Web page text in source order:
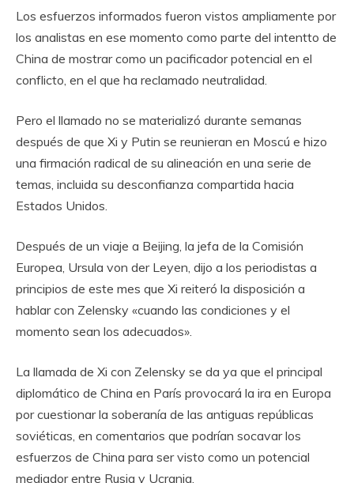
Los esfuerzos informados fueron vistos ampliamente por
los analistas en ese momento como parte del intentto de
China de mostrar como un pacificador potencial en el
conflicto, en el que ha reclamado neutralidad.
Pero el llamado no se materializó durante semanas
después de que Xi y Putin se reunieran en Moscú e hizo
una firmación radical de su alineación en una serie de
temas, incluida su desconfianza compartida hacia
Estados Unidos.
Después de un viaje a Beijing, la jefa de la Comisión
Europea, Ursula von der Leyen, dijo a los periodistas a
principios de este mes que Xi reiteró la disposición a
hablar con Zelensky «cuando las condiciones y el
momento sean los adecuados».
La llamada de Xi con Zelensky se da ya que el principal
diplomático de China en París provocará la ira en Europa
por cuestionar la soberanía de las antiguas repúblicas
soviéticas, en comentarios que podrían socavar los
esfuerzos de China para ser visto como un potencial
mediador entre Rusia y Ucrania.